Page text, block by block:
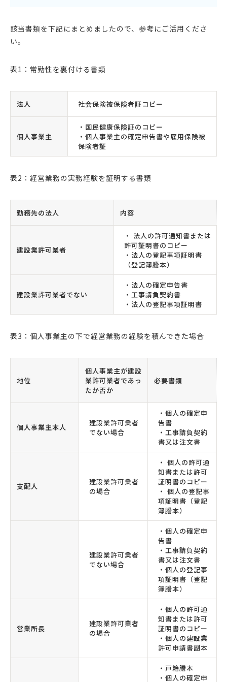
該当書類を下記にまとめましたので、参考にご活用くださ
い。
表1：常勤性を裏付ける書類
法人 社会保険被保険者証コピー
個人事業主
・国民健康保険証のコピー
・個人事業主の確定申告書や雇用保険被
保険者証
表2：経営業務の実務経験を証明する書類
勤務先の法人 内容
建設業許可業者
・ 法人の許可通知書または
許可証明書のコピー
・法人の登記事項証明書
（登記簿謄本）
建設業許可業者でない
・法人の確定申告書
・工事請負契約書
・法人の登記事項証明書
表3：個人事業主の下で経営業務の経験を積んできた場合
地位
個人事業主が建設
業許可業者であっ
たか否か
必要書類
個人事業主本人
建設業許可業者
でない場合
・個人の確定申
告書
・工事請負契約
書又は注文書
支配人
建設業許可業者
の場合
・ 個人の許可通
知書または許可
証明書のコピー
・ 個人の登記事
項証明書（登記
簿謄本）
建設業許可業者
でない場合
・個人の確定申
告書
・工事請負契約
書又は注文書
・個人の登記事
項証明書（登記
簿謄本）
営業所長
建設業許可業者
の場合
・個人の許可通
知書または許可
証明書のコピー
・個人の建設業
許可申請書副本
・戸籍謄本
・個人の確定申